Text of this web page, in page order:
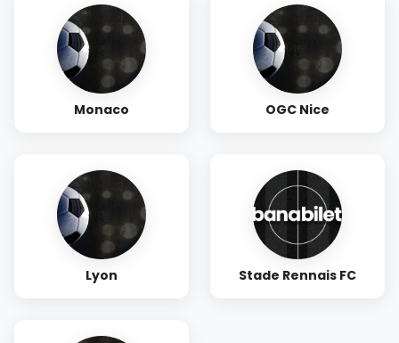
Monaco OGC Nice
Lyon Stade Rennais FC